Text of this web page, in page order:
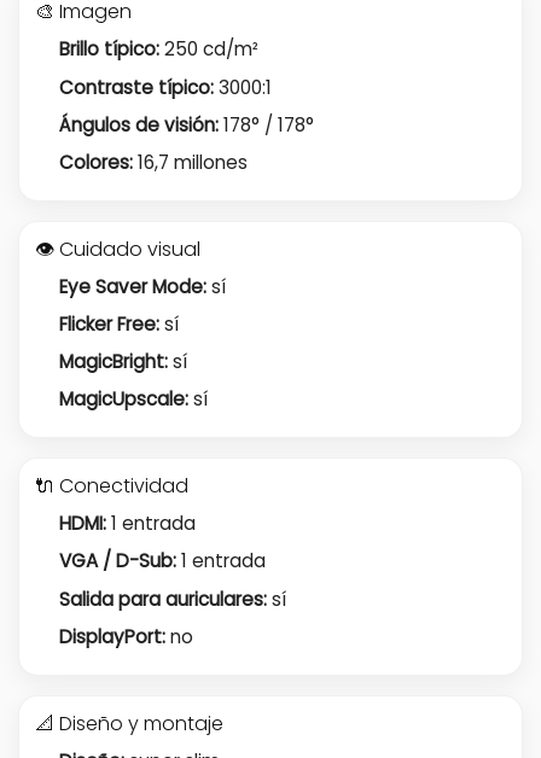
🎨 Imagen
Brillo típico:250 cd/m²
Contraste típico:3000:1
Ángulos de visión:178° / 178°
Colores:16,7 millones
👁️ Cuidado visual
Eye Saver Mode:sí
Flicker Free:sí
MagicBright:sí
MagicUpscale:sí
🔌 Conectividad
HDMI:1 entrada
VGA / D-Sub:1 entrada
Salida para auriculares:sí
DisplayPort:no
📐 Diseño y montaje